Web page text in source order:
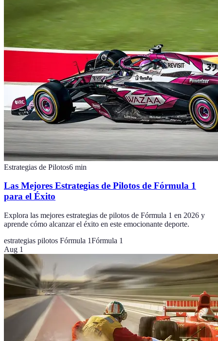
Estrategias de Pilotos6 min
Las Mejores Estrategias de Pilotos de Fórmula 1
para el Éxito
Explora las mejores estrategias de pilotos de Fórmula 1 en 2026 y
aprende cómo alcanzar el éxito en este emocionante deporte.
estrategias pilotos Fórmula 1Fórmula 1
Aug 1